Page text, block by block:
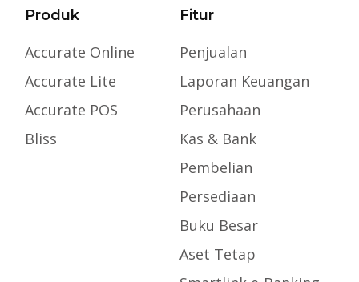
Produk
Accurate Online
Accurate Lite
Accurate POS
Bliss
Fitur
Penjualan
Laporan Keuangan
Perusahaan
Kas & Bank
Pembelian
Persediaan
Buku Besar
Aset Tetap